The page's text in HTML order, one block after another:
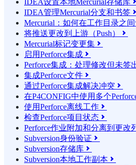
IDEA设置本地Mercurial存储库
IDEA管理Mercurial分支和书签 
Mercurial：如何在工作目录之
将推送更改到上游（Push） 
Mercurial标记变更集 
启用Perforce集成 
Perforce集成：处理修改但未签
集成Perforce文件 
通过Perforce集成解决冲突 
在P4CONFIG中使用多个
使用Perforce离线工作 
检查Perforce项目状态 
Perforce作业附加和分离到更改
Subversion身份验证 
Subversion存储库 
Subversion本地工作副本 